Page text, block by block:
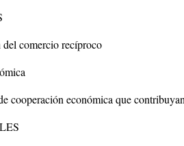
comercio recíproco
cooperación económica que